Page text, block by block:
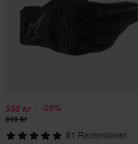
555 kr -20%
695 kr
81 Recensioner